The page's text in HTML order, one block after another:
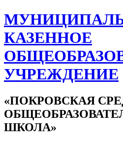
КАЗЕННОЕ
УЧРЕЖДЕНИЕ
«ПОКРОВСКАЯ
ШКОЛА»